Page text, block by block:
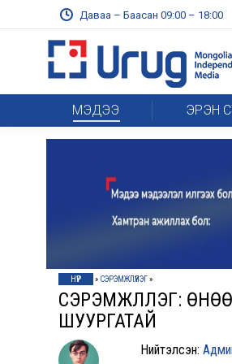
Даваа – Баасан 09:00 – 18:00
МЭДЭЭ ЭРЭН
НҮҮР » СЭРЭМЖЛҮҮЛЭГ»
СЭРЭМЖЛҮҮЛЭГ:
ШУУРГАТАЙ
Нийтэлсэн: